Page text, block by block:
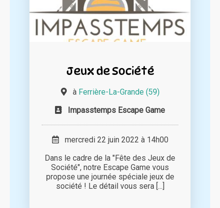
Jeux de Société
à Ferrière-La-Grande (59)
Impasstemps Escape Game
mercredi 22 juin 2022 à 14h00
Dans le cadre de la "Fête des Jeux de
Société", notre Escape Game vous
propose une journée spéciale jeux de
société ! Le détail vous sera [...]